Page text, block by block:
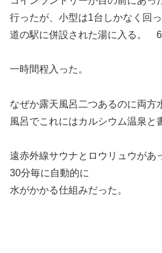
行ったが、小型は1台しかなく回っ
道の駅に併設された湯に入る。
一時間程入った。
なぜか露天風呂二つあるのに両
風呂でこれにはカルシウム温泉と
遠赤外線サウナとロウリュウが
30分毎に自動的に
水がかかる仕組みだった。